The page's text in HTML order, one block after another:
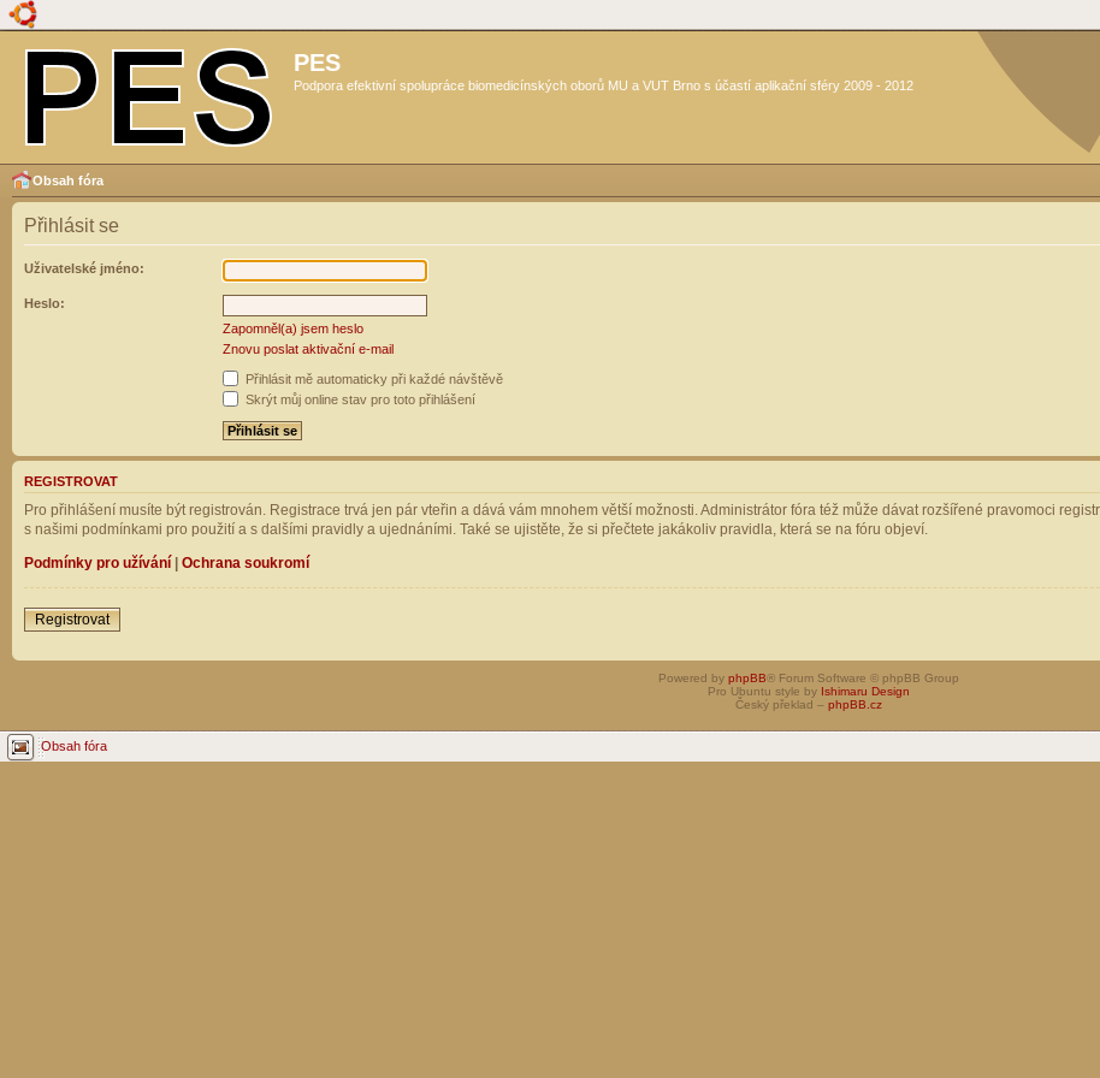
PES
Podpora efektivní spolupráce biomedicínských oborů MU a VUT Brno s účastí aplikační sféry 2009 - 2012
Obsah fóra
Přihlásit se
Uživatelské jméno:
Heslo:
Zapomněl(a) jsem heslo
Znovu poslat aktivační e-mail
Přihlásit mě automaticky při každé návštěvě
Skrýt můj online stav pro toto přihlášení
REGISTROVAT
Pro přihlášení musíte být registrován. Registrace trvá jen pár vteřin a dává vám mnohem větší možnosti. Administrátor fóra též může dávat rozšířené pravomoci
s našimi podmínkami pro použití a s dalšími pravidly a ujednáními. Také se ujistěte, že si přečtete jakákoliv pravidla, která se na fóru objeví.
Podmínky pro užívání | Ochrana soukromí
Registrovat
Powered by phpBB® Forum Software © phpBB Group
Pro Ubuntu style by Ishimaru Design
Český překlad – phpBB.cz
Obsah fóra